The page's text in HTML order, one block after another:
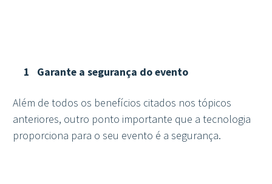
Garante a segurança do evento
Além de todos os benefícios citados nos tópicos
anteriores, outro ponto importante que a tecnologia
proporciona para o seu evento é a segurança.